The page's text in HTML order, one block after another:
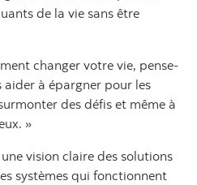
de la vie sans être
changer votre vie, pense-
à épargner pour les
des défis et même à
»
vision claire des solutions
systèmes qui fonctionnent